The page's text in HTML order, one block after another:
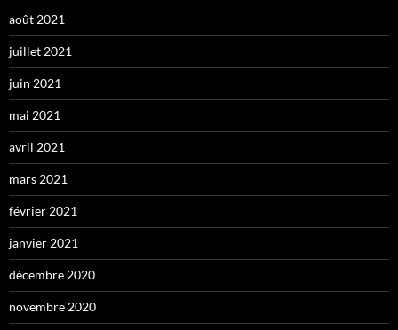
août 2021
juillet 2021
juin 2021
mai 2021
avril 2021
mars 2021
février 2021
janvier 2021
décembre 2020
novembre 2020